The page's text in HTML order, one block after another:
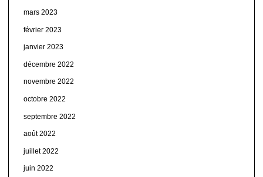
mars 2023
février 2023
janvier 2023
décembre 2022
novembre 2022
octobre 2022
septembre 2022
août 2022
juillet 2022
juin 2022